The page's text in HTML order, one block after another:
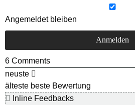
Angemeldet bleiben
6 Comments
neuste
älteste beste Bewertung
Inline Feedbacks